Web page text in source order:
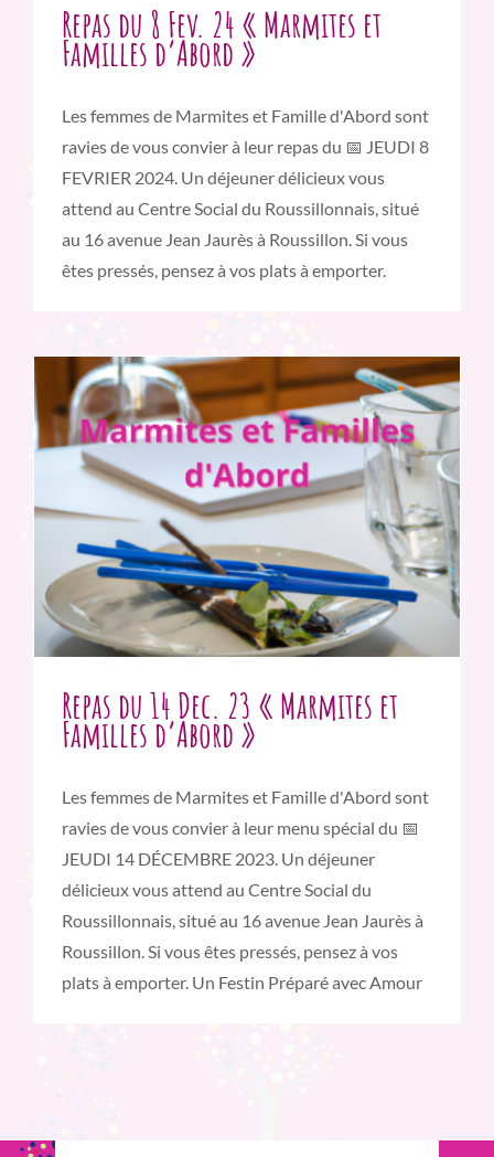
Repas du 8 Fev. 24 « Marmites et
Familles d’Abord »
Les femmes de Marmites et Famille d'Abord sont
ravies de vous convier à leur repas du 📅 JEUDI 8
FEVRIER 2024. Un déjeuner délicieux vous
attend au Centre Social du Roussillonnais, situé
au 16 avenue Jean Jaurès à Roussillon. Si vous
êtes pressés, pensez à vos plats à emporter.
Repas du 14 Dec. 23 « Marmites et
Familles d’Abord »
Les femmes de Marmites et Famille d'Abord sont
ravies de vous convier à leur menu spécial du 📅
JEUDI 14 DÉCEMBRE 2023. Un déjeuner
délicieux vous attend au Centre Social du
Roussillonnais, situé au 16 avenue Jean Jaurès à
Roussillon. Si vous êtes pressés, pensez à vos
plats à emporter. Un Festin Préparé avec Amour